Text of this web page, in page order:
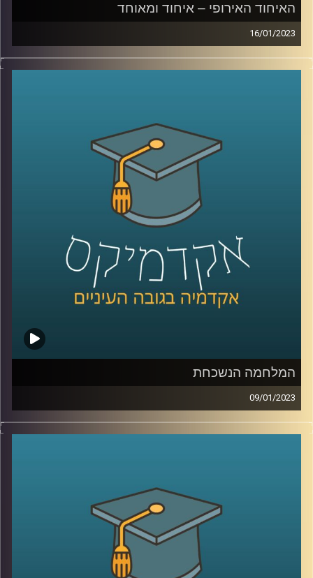
האיחוד האירופי – איחוד ומאוחד
16/01/2023
בשנים האחרונות עומד האיחוד האירופי בפנים אתגרים שונים.
גל מהגרים, מגיפת הקורונה וכיום המלחמה באוקראינה. בפרק
AudioVersity
המלחמה הנשכחת
09/01/2023
בסוף המאה ה20 ותחילתה של המאה ה21 ניהל המערב מלחמה
כנגד אויב חדש, ארגוני הטרור האסלאמיסטים. שיאה של
AudioVersity